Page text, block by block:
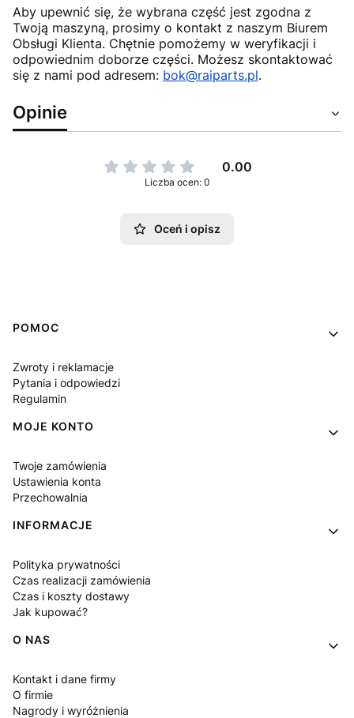
Aby upewnić się, że wybrana część jest zgodna z
Twoją maszyną, prosimy o kontakt z naszym Biurem
Obsługi Klienta. Chętnie pomożemy w weryfikacji i
odpowiednim doborze części. Możesz skontaktować
się z nami pod adresem: bok@raiparts.pl.
Opinie
0.00
Liczba ocen: 0
Oceń i opisz
Linki w stopce
POMOC
Zwroty i reklamacje
Pytania i odpowiedzi
Regulamin
MOJE KONTO
Twoje zamówienia
Ustawienia konta
Przechowalnia
INFORMACJE
Polityka prywatności
Czas realizacji zamówienia
Czas i koszty dostawy
Jak kupować?
O NAS
Kontakt i dane firmy
O firmie
Nagrody i wyróżnienia